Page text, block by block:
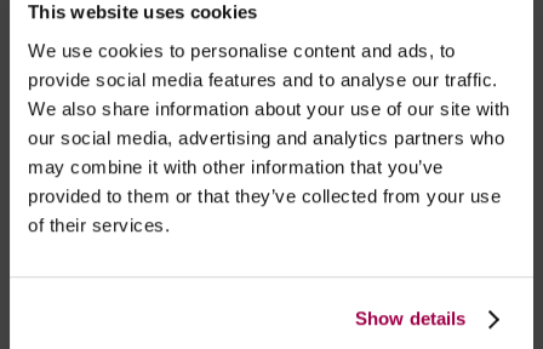
This website uses cookies
We use cookies to personalise content and ads, to
provide social media features and to analyse our traffic.
We also share information about your use of our site with
our social media, advertising and analytics partners who
may combine it with other information that you’ve
provided to them or that they’ve collected from your use
of their services.
Show details
artigos em stock. Portes gratis depende do país de envio.
Possibilidade de atraso em épocas festivas.
RECOMENDAMOS